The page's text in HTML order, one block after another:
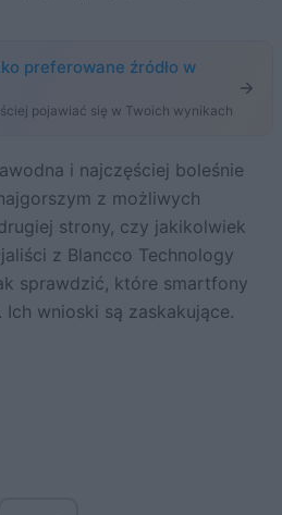
preferowane źródło w
pojawiać się w Twoich wynikach
z możliwych
strony, czy jakikolwiek
z Blancco Technology
sprawdzić, które smartfony
wnioski są zaskakujące.